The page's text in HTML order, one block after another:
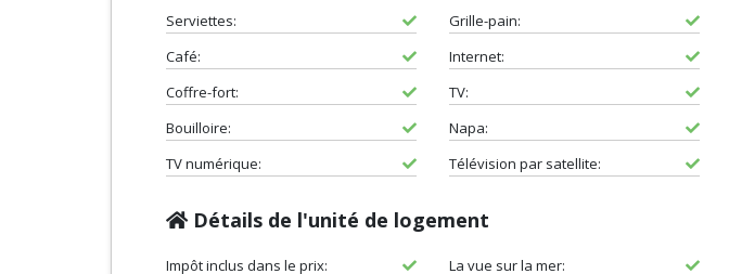
Serviettes:
Grille-pain:
Café:
Internet:
Coffre-fort:
TV:
Bouilloire:
Napa:
TV numérique:
Télévision par satellite:
Détails de l'unité de logement
Impôt inclus dans le prix: La vue sur la mer: